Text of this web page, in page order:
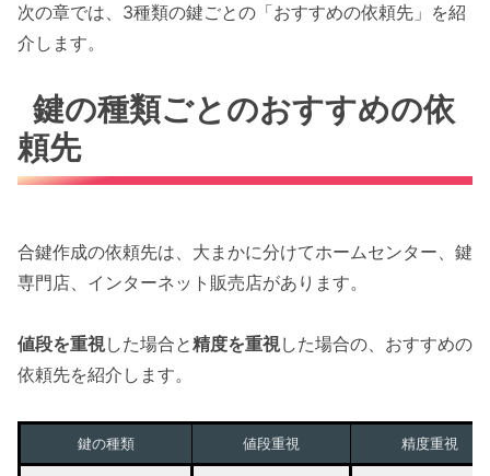
次の章では、3種類の鍵ごとの「おすすめの依頼先」を紹
介します。
鍵の種類ごとのおすすめの依
頼先
合鍵作成の依頼先は、大まかに分けてホームセンター、鍵
専門店、インターネット販売店があります。
値段を重視した場合と精度を重視した場合の、おすすめの
依頼先を紹介します。
鍵の種類 値段重視 精度重視